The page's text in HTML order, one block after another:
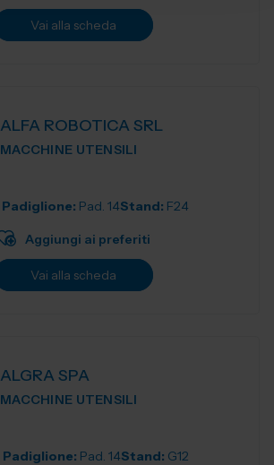
Vai alla scheda
ALFA ROBOTICA SRL
MACCHINE UTENSILI
Padiglione: Pad. 14Stand: F24
Aggiungi ai preferiti
Vai alla scheda
ALGRA SPA
MACCHINE UTENSILI
Padiglione: Pad. 14Stand: G12